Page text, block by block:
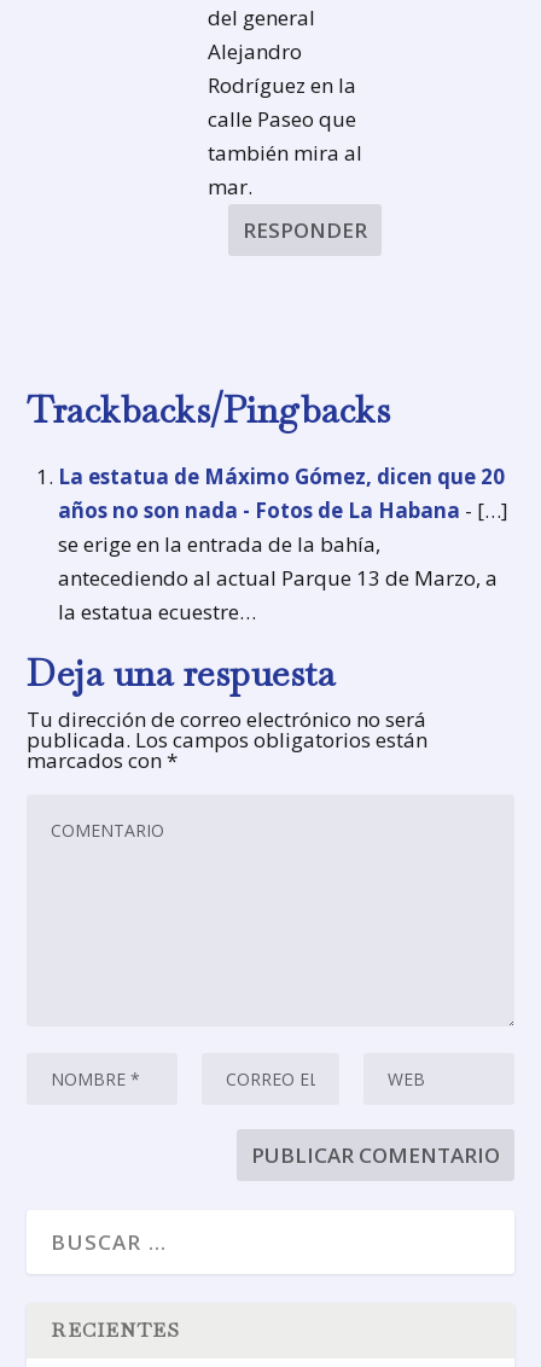
del general
Alejandro
Rodríguez en la
calle Paseo que
también mira al
mar.
RESPONDER
Trackbacks/Pingbacks
La estatua de Máximo Gómez, dicen que 20
años no son nada - Fotos de La Habana - […]
se erige en la entrada de la bahía,
antecediendo al actual Parque 13 de Marzo, a
la estatua ecuestre…
Deja una respuesta
Tu dirección de correo electrónico no será
publicada. Los campos obligatorios están
marcados con*
RECIENTES